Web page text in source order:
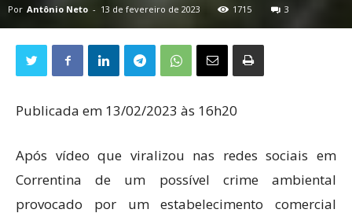
Por Antônio Neto - 13 de fevereiro de 2023 1715 3
Publicada em 13/02/2023 às 16h20
Após vídeo que viralizou nas redes sociais em
Correntina de um possível crime ambiental
provocado por um estabelecimento comercial